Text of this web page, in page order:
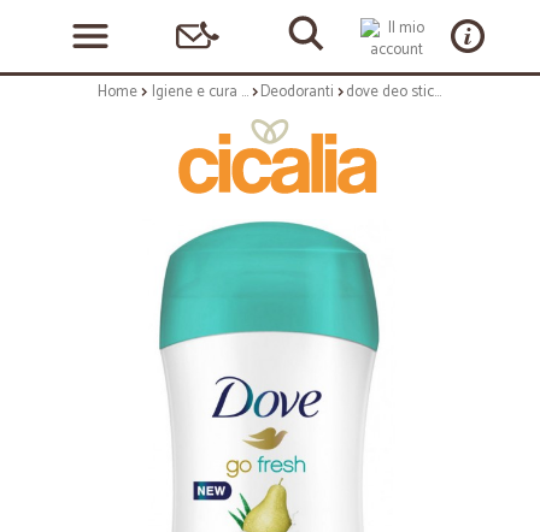
Home Igiene e cura personale Deodoranti dove deo stick aloe pera ml.30